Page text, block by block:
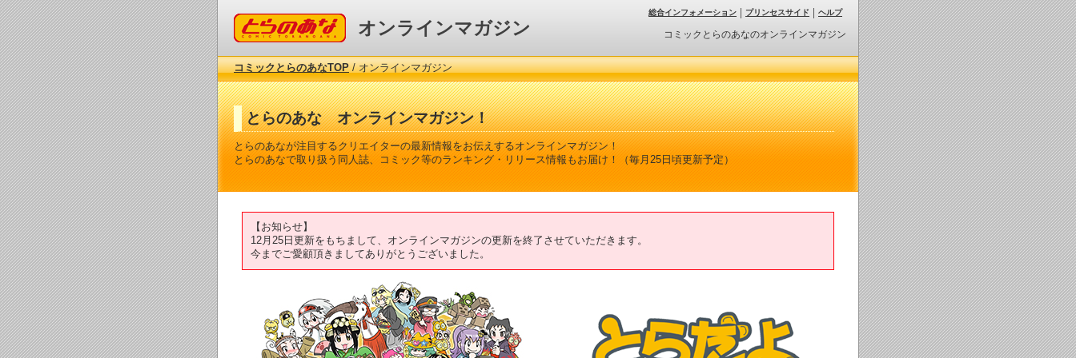
コミックとらのあな オンラインマガジン コミックとらのあなのオンラインマガジン
総合インフォメーション プリンセスサイド ヘルプ
コミックとらのあなTOP/ オンラインマガジン
とらのあな オンラインマガジン！
とらのあなが注目するクリエイターの最新情報をお伝えするオンラインマガジン！
とらのあなで取り扱う同人誌、コミック等のランキング・リリース情報もお届け！（毎月25日頃更新予定）
【お知らせ】
12月25日更新をもちまして、オンラインマガジンの更新を終了させていただきます。
今までご愛顧頂きましてありがとうございました。